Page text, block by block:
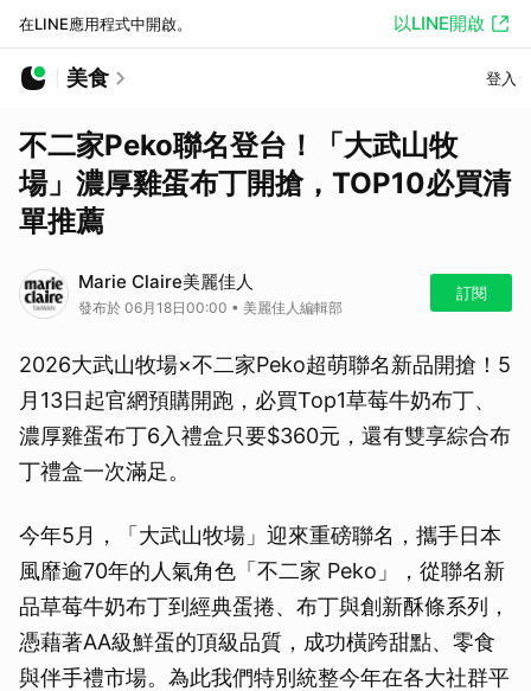
在LINE應用程式中開啟。 以LINE開啟
美食 登入
不二家Peko聯名登台！「大武山牧
場」濃厚雞蛋布丁開搶，TOP10必買清
單推薦
Marie Claire美麗佳人
發布於 06月18日00:00 • 美麗佳人編輯部
訂閱
2026大武山牧場×不二家Peko超萌聯名新品開搶！5
月13日起官網預購開跑，必買Top1草莓牛奶布丁、
濃厚雞蛋布丁6入禮盒只要$360元，還有雙享綜合布
丁禮盒一次滿足。
今年5月，「大武山牧場」迎來重磅聯名，攜手日本
風靡逾70年的人氣角色「不二家 Peko」，從聯名新
品草莓牛奶布丁到經典蛋捲、布丁與創新酥條系列，
憑藉著AA級鮮蛋的頂級品質，成功橫跨甜點、零食
與伴手禮市場。為此我們特別統整今年在各大社群平